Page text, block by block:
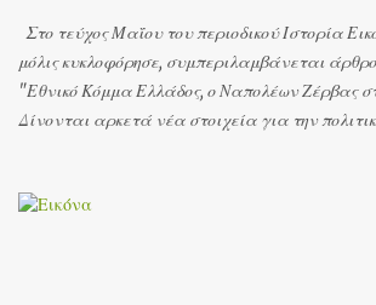
από τα μεγαλύτερα σαμποτάζ του Β΄
Στο τεύχος Μαΐου του περιοδικού Ιστορία
μόλις κυκλοφόρησε, συμπεριλαμβάνεται
"Εθνικό Κόμμα Ελλάδος, ο Ναπολέων Ζέρβας
Δίνονται αρκετά νέα στοιχεία για την
τον Τύπο της εποχής ενώ δημοσιεύεται για